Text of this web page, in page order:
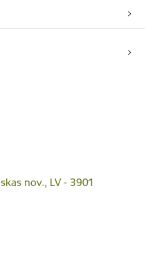
nov., LV - 3901